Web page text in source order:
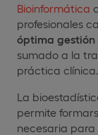
Bioinformática
profesionales
óptima gestión
sumado a la
práctica clínica.
La
permite
necesaria para